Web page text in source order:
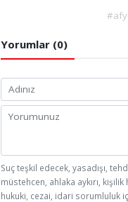
Yorumlar (0)
Suç teşkil edecek, yasadışı,
müstehcen, ahlaka aykırı,
hukuki, cezai, idari sorumluluk